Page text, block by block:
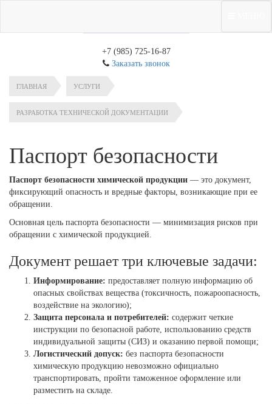
+7 (985) 725-16-87
Заказать звонок
ГЛАВНАЯ УСЛУГИ
РАЗРАБОТКА ТЕХНИЧЕСКОЙ ДОКУМЕНТАЦИИ
Паспорт безопасности
Паспорт безопасности химической продукции — это документ,
фиксирующий опасность и вредные факторы, возникающие при ее
обращении.
Основная цель паспорта безопасности — минимизация рисков при
обращении с химической продукцией.
Документ решает три ключевые задачи:
Информирование: предоставляет полную информацию об
опасных свойствах вещества (токсичность, пожароопасность,
воздействие на экологию);
Защита персонала и потребителей: содержит четкие
инструкции по безопасной работе, использованию средств
индивидуальной защиты (СИЗ) и оказанию первой помощи;
Логистический допуск: без паспорта безопасности
химическую продукцию невозможно официально
транспортировать, пройти таможенное оформление или
разместить на складе.